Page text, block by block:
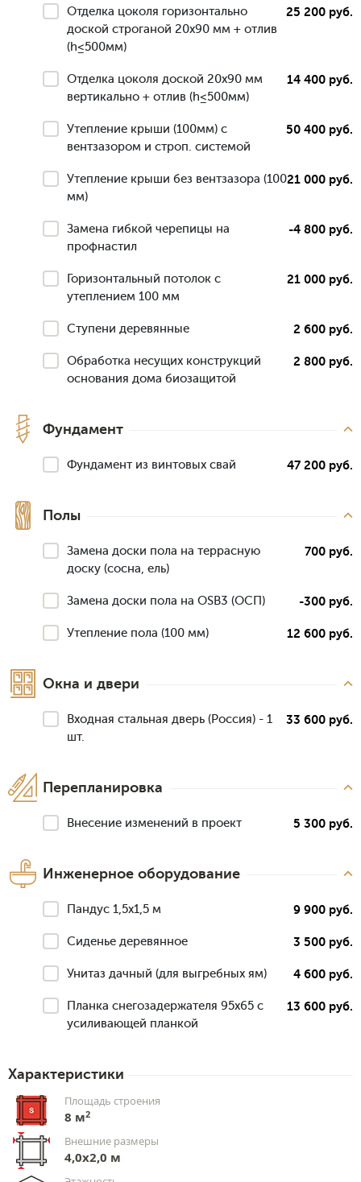
Отделка цоколя горизонтально
доской строганой 20х90 мм + отлив
(h≤500мм)
25 200 руб.
Отделка цоколя доской 20х90 мм
вертикально + отлив (h≤500мм)
14 400 руб.
Утепление крыши (100мм) с
вентзазором и строп. системой
50 400 руб.
Утепление крыши без вентзазора (100
мм)
21 000 руб.
Замена гибкой черепицы на
профнастил
-4 800 руб.
Горизонтальный потолок с
утеплением 100 мм
21 000 руб.
Ступени деревянные 2 600 руб.
Обработка несущих конструкций
основания дома биозащитой
2 800 руб.
Фундамент
Фундамент из винтовых свай 47 200 руб.
Полы
Замена доски пола на террасную
доску (сосна, ель)
700 руб.
Замена доски пола на OSB3 (ОСП) -300 руб.
Утепление пола (100 мм) 12 600 руб.
Окна и двери
Входная стальная дверь (Россия) - 1
шт.
33 600 руб.
Перепланировка
Внесение изменений в проект 5 300 руб.
Инженерное оборудование
Пандус 1,5х1,5 м 9 900 руб.
Сиденье деревянное 3 500 руб.
Унитаз дачный (для выгребных ям) 4 600 руб.
Планка снегозадержателя 95х65 с
усиливающей планкой
13 600 руб.
Характеристики
Площадь строения
8 м2
Внешние размеры
4,0х2,0 м